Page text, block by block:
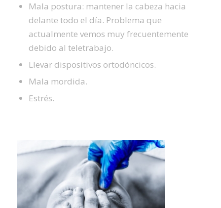
Mala postura: mantener la cabeza hacia
delante todo el día. Problema que
actualmente vemos muy frecuentemente
debido al teletrabajo.
Llevar dispositivos ortodóncicos.
Mala mordida.
Estrés.